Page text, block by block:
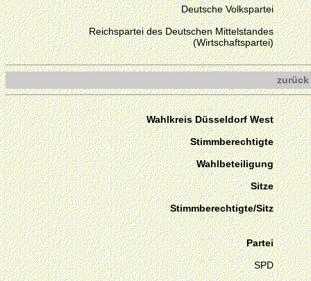
Deutsche Volkspartei
Reichspartei des Deutschen Mittelstandes
(Wirtschaftspartei)
zurück
Wahlkreis Düsseldorf West
Stimmberechtigte
Wahlbeteiligung
Sitze
Stimmberechtigte/Sitz
Partei
SPD